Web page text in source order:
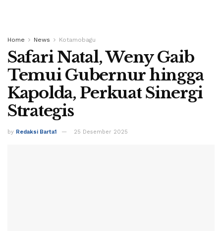
Home News Kotamobagu
Safari Natal, Weny Gaib
Temui Gubernur hingga
Kapolda, Perkuat Sinergi
Strategis
by Redaksi Barta1 25 Desember 2025